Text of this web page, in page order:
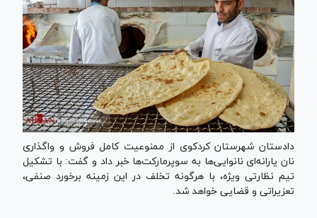
دادستان شهرستان کردکوی از ممنوعیت کامل فروش و واگذاری
نان یارانه‌ای نانوایی‌ها به سوپرمارکت‌ها خبر داد و گفت: با تشکیل
تیم نظارتی ویژه، با هرگونه تخلف در این زمینه برخورد صنفی،
تعزیراتی و قضایی خواهد شد.